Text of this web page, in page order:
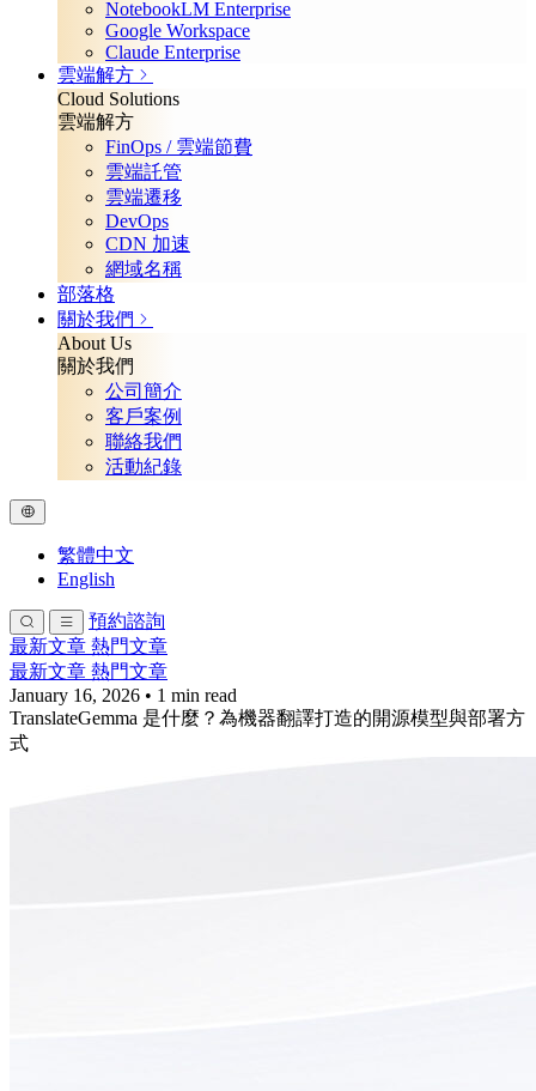
NotebookLM Enterprise
Google Workspace
Claude Enterprise
雲端解方
Cloud Solutions
雲端解方
FinOps / 雲端節費
雲端託管
雲端遷移
DevOps
CDN 加速
網域名稱
部落格
關於我們
About Us
關於我們
公司簡介
客戶案例
聯絡我們
活動紀錄
繁體中文
English
預約諮詢
最新文章 熱門文章
最新文章 熱門文章
January 16, 2026 • 1 min read
TranslateGemma 是什麼？為機器翻譯打造的開源模型與部署方
式